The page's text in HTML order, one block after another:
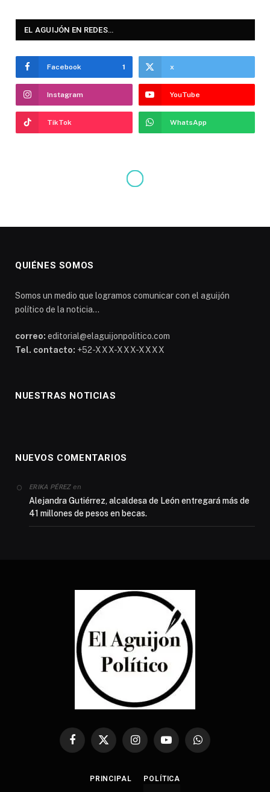
EL AGUIJÓN EN REDES…
Facebook 1 x
Instagram YouTube
TikTok WhatsApp
QUIÉNES SOMOS
Somos un medio que logramos comunicar con el aguijón
político de la noticia...
correo: editorial@elaguijonpolitico.com
Tel. contacto: +52-XXX-XXX-XXXX
NUESTRAS NOTICIAS
NUEVOS COMENTARIOS
ERIKA PÉREZen
Alejandra Gutiérrez, alcaldesa de León entregará más de
41 millones de pesos en becas.
Facebook
X
InstagramYouTubeWhatsApp
PRINCIPAL POLÍTICA